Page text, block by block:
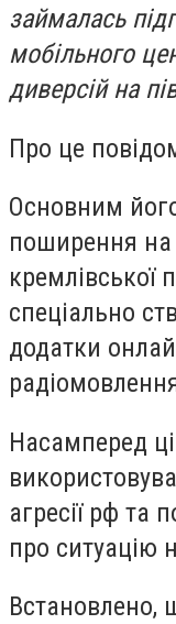
займалась
мобільного
диверсій на
Про це
Основним
поширення на
кремлівської
спеціально
додатки
Насамперед
агресії рф та
про ситуацію
Встановлено,